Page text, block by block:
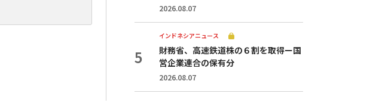
2026.08.07
インドネシアニュース
財務省、高速鉄道株の６割を取得ー国
営企業連合の保有分
2026.08.07